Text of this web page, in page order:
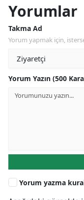
Yorumlar
Takma Ad
Yorum yapmak için,
Yorum Yazın (500
Yorum yazma